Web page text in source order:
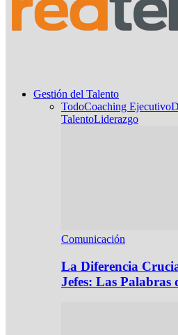
Gestión del Talento
TodoCoaching Ejecutivo
TalentoLiderazgo
Comunicación
La Diferencia
Jefes: Las Palabras